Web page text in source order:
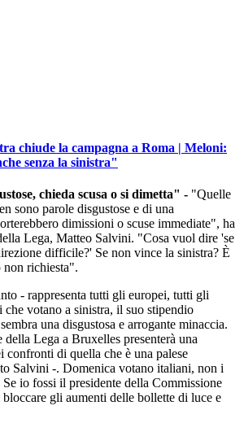
chiude la campagna a Roma | Meloni:
senza la sinistra"
chieda scusa o si dimetta" - "Quelle
sono parole disgustose e di una
dimissioni o scuse immediate", ha
Lega, Matteo Salvini. "Cosa vuol dire 'se
difficile?' Se non vince la sinistra? È
non richiesta".
- rappresenta tutti gli europei, tutti gli
votano a sinistra, il suo stipendio
una disgustosa e arrogante minaccia.
Lega a Bruxelles presenterà una
confronti di quella che è una palese
Salvini -. Domenica votano italiani, non i
io fossi il presidente della Commissione
gli aumenti delle bollette di luce e